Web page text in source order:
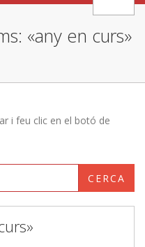
«any en curs»
i feu clic en el botó de
CERCA